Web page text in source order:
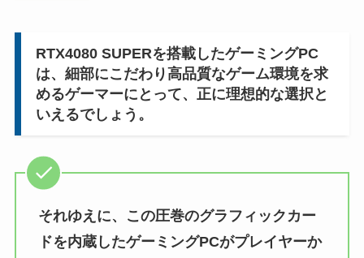
RTX4080 SUPERを搭載したゲーミングPC
は、細部にこだわり高品質なゲーム環境を求
めるゲーマーにとって、正に理想的な選択と
いえるでしょう。
それゆえに、この圧巻のグラフィックカー
ドを内蔵したゲーミングPCがプレイヤーか